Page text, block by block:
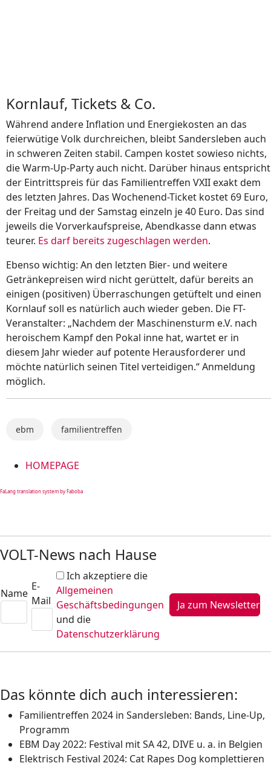
Kornlauf, Tickets & Co.
Während andere Inflation und Energiekosten an das
feierwütige Volk durchreichen, bleibt Sandersleben auch
in schweren Zeiten stabil. Campen kostet sowieso nichts,
die Warm-Up-Party auch nicht. Darüber hinaus entspricht
der Eintrittspreis für das Familientreffen VXII exakt dem
des letzten Jahres. Das Wochenend-Ticket kostet 69 Euro,
der Freitag und der Samstag einzeln je 40 Euro. Das sind
jeweils die Vorverkaufspreise, Abendkasse dann etwas
teurer. Es darf bereits zugeschlagen werden.
Ebenso wichtig: An den letzten Bier- und weitere
Getränkepreisen wird nicht gerüttelt, dafür bereits an
einigen (positiven) Überraschungen getüftelt und einen
Kornlauf soll es natürlich auch wieder geben. Die FT-
Veranstalter: „Nachdem der Maschinensturm e.V. nach
heroischem Kampf den Pokal inne hat, wartet er in
diesem Jahr wieder auf potente Herausforderer und
möchte natürlich seinen Titel verteidigen.“ Anmeldung
möglich.
ebm familientreffen
HOMEPAGE
FaLang translation system by Faboba
VOLT-News nach Hause
Name
E-
Mail
Ich akzeptiere die
Allgemeinen
Geschäftsbedingungen
und die
Datenschutzerklärung
Das könnte dich auch interessieren:
Familientreffen 2024 in Sandersleben: Bands, Line-Up,
Programm
EBM Day 2022: Festival mit SA 42, DIVE u. a. in Belgien
Elektrisch Festival 2024: Cat Rapes Dog komplettieren